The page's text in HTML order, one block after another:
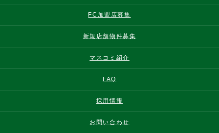
FC加盟店募集
新規店舗物件募集
マスコミ紹介
FAQ
採用情報
お問い合わせ